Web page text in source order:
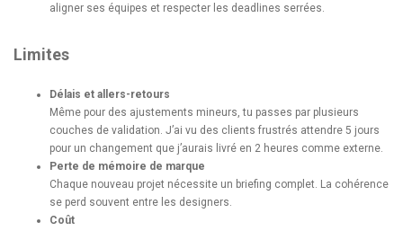
aligner ses équipes et respecter les deadlines serrées.
Limites
Délais et allers-retours
Même pour des ajustements mineurs, tu passes par plusieurs
couches de validation. J’ai vu des clients frustrés attendre 5 jours
pour un changement que j’aurais livré en 2 heures comme externe.
Perte de mémoire de marque
Chaque nouveau projet nécessite un briefing complet. La cohérence
se perd souvent entre les designers.
Coût